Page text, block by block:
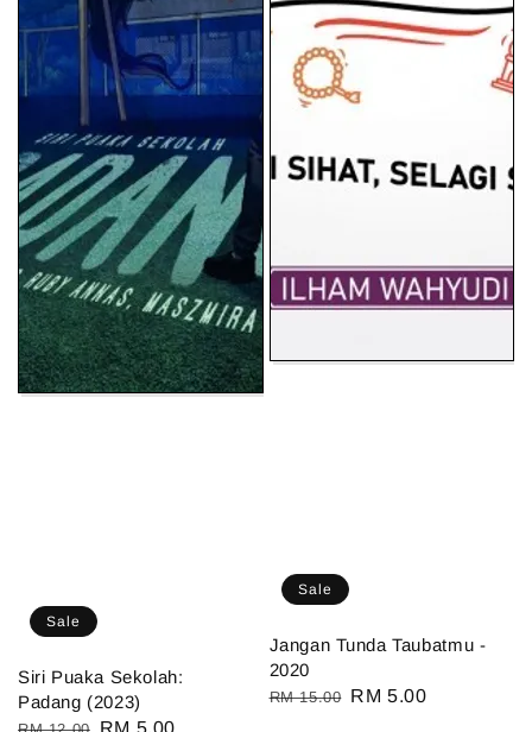
Sale
Siri Puaka Sekolah:
Padang (2023)
Regular Sale
RM 5.00
Sale
Jangan Tunda Taubatmu -
2020
Regular
RM 15.00 Sale
RM 5.00